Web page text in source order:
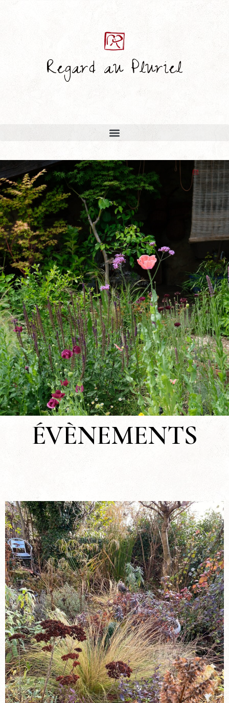
Regard au Pluriel
ÉVÈNEMENTS